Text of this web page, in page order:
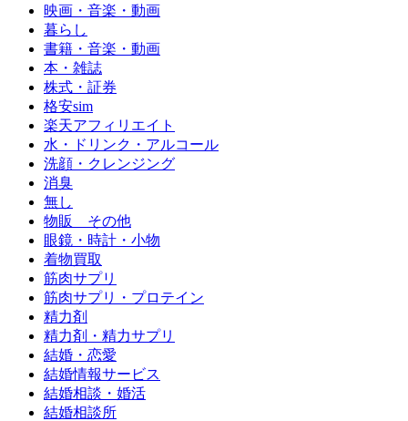
映画・音楽・動画
暮らし
書籍・音楽・動画
本・雑誌
株式・証券
格安sim
楽天アフィリエイト
水・ドリンク・アルコール
洗顔・クレンジング
消臭
無し
物販 その他
眼鏡・時計・小物
着物買取
筋肉サプリ
筋肉サプリ・プロテイン
精力剤
精力剤・精力サプリ
結婚・恋愛
結婚情報サービス
結婚相談・婚活
結婚相談所